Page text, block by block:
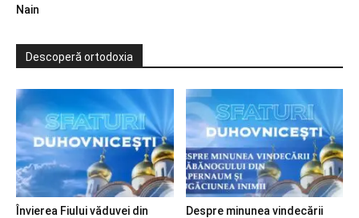
Nain
Descoperă ortodoxia
Învierea Fiului văduvei din
Despre minunea vindecării